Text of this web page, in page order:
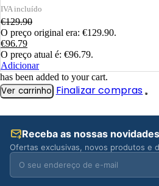
€129.90
O preço original era: €129.90.
€96.79
O preço atual é: €96.79.
Adicionar
has been added to your cart.
Ver carrinho Finalizar compras
Receba as nossas
Ofertas exclusivas, novos produtos e